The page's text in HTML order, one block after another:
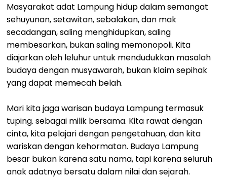
Masyarakat adat Lampung hidup dalam semangat
sehuyunan, setawitan, sebalakan, dan mak
secadangan, saling menghidupkan, saling
membesarkan, bukan saling memonopoli. Kita
diajarkan oleh leluhur untuk mendudukkan masalah
budaya dengan musyawarah, bukan klaim sepihak
yang dapat memecah belah.
Mari kita jaga warisan budaya Lampung termasuk
tuping. sebagai milik bersama. Kita rawat dengan
cinta, kita pelajari dengan pengetahuan, dan kita
wariskan dengan kehormatan. Budaya Lampung
besar bukan karena satu nama, tapi karena seluruh
anak adatnya bersatu dalam nilai dan sejarah.